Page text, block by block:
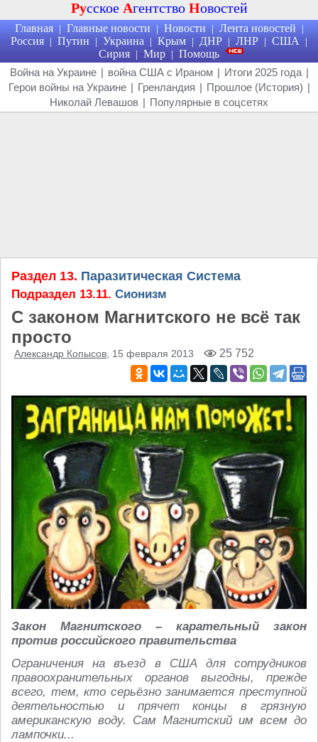
Русское Агентство Новостей
Главная | Главные новости | Новости | Лента новостей |
Россия | Путин | Украина | Крым | ДНР | ЛНР | США |
Сирия | Мир | Помощь
Война на Украине | война США с Ираном | Итоги 2025 года |
Герои войны на Украине | Гренландия | Прошлое (История) |
Николай Левашов | Популярные в соцсетях
Раздел 13. Паразитическая Система
Подраздел 13.11. Сионизм
С законом Магнитского не всё так
просто
Александр Копысов , 15 февраля 2013 25 752
Закон Магнитского – карательный закон
против российского правительства
Ограничения на въезд в США для сотрудников
правоохранительных органов выгодны, прежде
всего, тем, кто серьёзно занимается преступной
деятельностью и прячет концы в грязную
американскую воду. Сам Магнитский им всем до
лампочки...